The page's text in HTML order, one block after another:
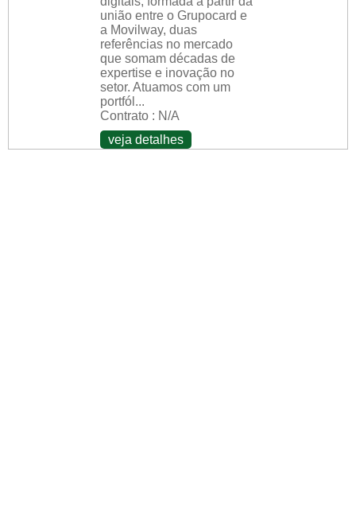
união entre o Grupocard e
a Movilway, duas
referências no mercado
que somam décadas de
expertise e inovação no
setor. Atuamos com um
portfól...
Contrato : N/A
veja detalhes